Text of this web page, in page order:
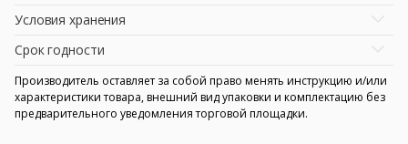
Условия хранения
Срок годности
Производитель оставляет за собой право менять инструкцию и/или
характеристики товара, внешний вид упаковки и комплектацию без
предварительного уведомления торговой площадки.